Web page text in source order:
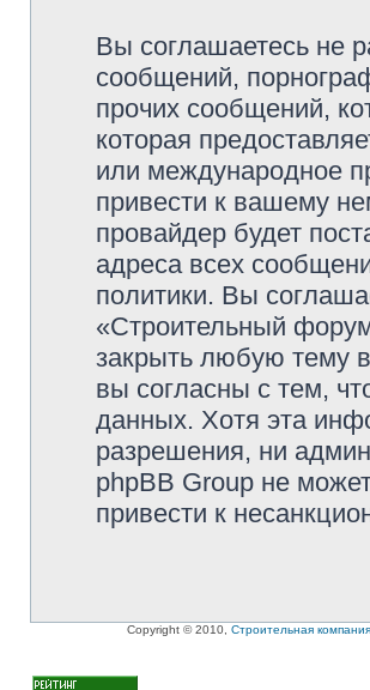
Вы соглашаетесь не
сообщений,
прочих сообщений,
которая
или международное
привести к вашему
провайдер будет
адреса всех
политики. Вы
«Строительный
закрыть любую тему
вы согласны с тем,
данных. Хотя эта
разрешения, ни
phpBB Group не
привести к
Copyright © 2010, Строительная компания